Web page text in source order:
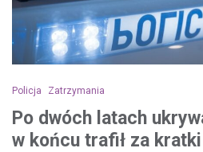
Policja Zatrzymania
Po dwóch latach
w końcu trafił za kratki